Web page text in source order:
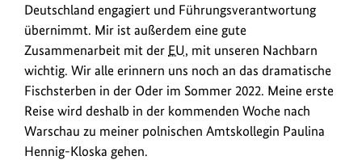
Deutschland engagiert und Führungsverantwortung
übernimmt. Mir ist außerdem eine gute
Zusammenarbeit mit der EU, mit unseren Nachbarn
wichtig. Wir alle erinnern uns noch an das dramatische
Fischsterben in der Oder im Sommer 2022. Meine erste
Reise wird deshalb in der kommenden Woche nach
Warschau zu meiner polnischen Amtskollegin Paulina
Hennig-Kloska gehen.